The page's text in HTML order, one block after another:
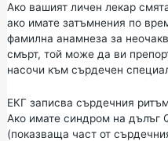
Ако вашият личен лекар
ако имате затъмнения по
фамилна анамнеза за
смърт, той може да ви
насочи към сърдечен
ЕКГ записва сърдечния
Ако имате синдром на дълъг
(показваща част от